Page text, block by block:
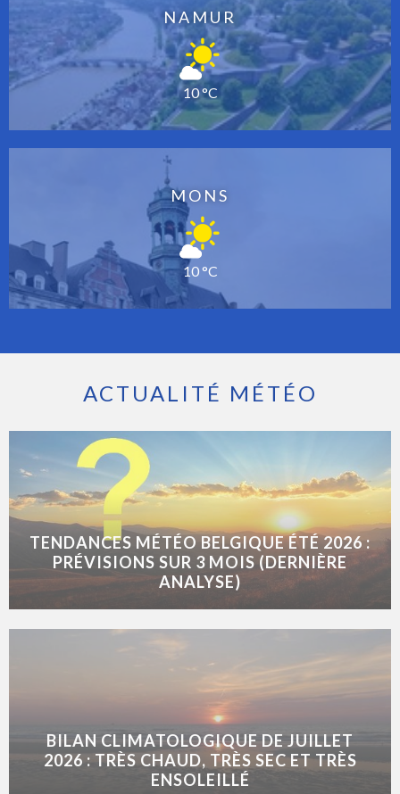
NAMUR
10 °C
MONS
10 °C
ACTUALITÉ MÉTÉO
TENDANCES MÉTÉO BELGIQUE ÉTÉ 2026 :
PRÉVISIONS SUR 3 MOIS (DERNIÈRE
ANALYSE)
BILAN CLIMATOLOGIQUE DE JUILLET
2026 : TRÈS CHAUD, TRÈS SEC ET TRÈS
ENSOLEILLÉ